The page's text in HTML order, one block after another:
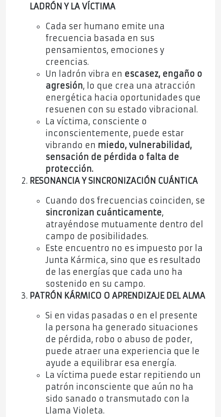
LADRÓN Y LA VÍCTIMA
Cada ser humano emite una
frecuencia basada en sus
pensamientos, emociones y
creencias.
Un ladrón vibra en escasez, engaño o
agresión, lo que crea una atracción
energética hacia oportunidades que
resuenen con su estado vibracional.
La víctima, consciente o
inconscientemente, puede estar
vibrando en miedo, vulnerabilidad,
sensación de pérdida o falta de
protección.
RESONANCIA Y SINCRONIZACIÓN CUÁNTICA
Cuando dos frecuencias coinciden, se
sincronizan cuánticamente,
atrayéndose mutuamente dentro del
campo de posibilidades.
Este encuentro no es impuesto por la
Junta Kármica, sino que es resultado
de las energías que cada uno ha
sostenido en su campo.
PATRÓN KÁRMICO O APRENDIZAJE DEL ALMA
Si en vidas pasadas o en el presente
la persona ha generado situaciones
de pérdida, robo o abuso de poder,
puede atraer una experiencia que le
ayude a equilibrar esa energía.
La víctima puede estar repitiendo un
patrón inconsciente que aún no ha
sido sanado o transmutado con la
Llama Violeta.